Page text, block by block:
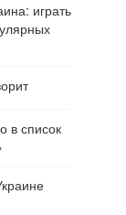
играть
в список